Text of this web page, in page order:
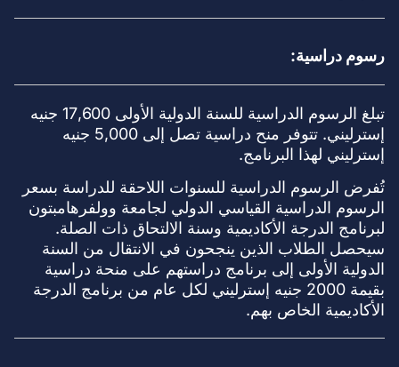
رسوم دراسية:
تبلغ الرسوم الدراسية للسنة الدولية الأولى 17,600 جنيه
إسترليني. تتوفر منح دراسية تصل إلى 5,000 جنيه
إسترليني لهذا البرنامج.
تُفرض الرسوم الدراسية للسنوات اللاحقة للدراسة بسعر
الرسوم الدراسية القياسي الدولي لجامعة وولفرهامبتون
لبرنامج الدرجة الأكاديمية وسنة الالتحاق ذات الصلة.
سيحصل الطلاب الذين ينجحون في الانتقال من السنة
الدولية الأولى إلى برنامج دراستهم على منحة دراسية
بقيمة 2000 جنيه إسترليني لكل عام من برنامج الدرجة
الأكاديمية الخاص بهم.